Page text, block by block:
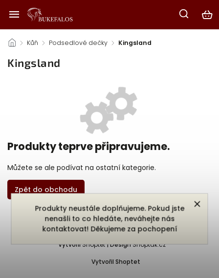
Produkty neustále doplňujeme. Pokud jste
nenašli to co hledáte, neváhejte nás
kontaktovat! Děkujeme za pochopení
/ Kůň / Podsedlové dečky / Kingsland
Kingsland
Produkty teprve připravujeme.
Můžete se ale podívat na ostatní kategorie.
Zpět do obchodu
Vytvořil Shoptet
Copyright 2026Bukefalos. Všechna práva vyhrazena.
Vytvořil Shoptet | Design Shoptak.cz